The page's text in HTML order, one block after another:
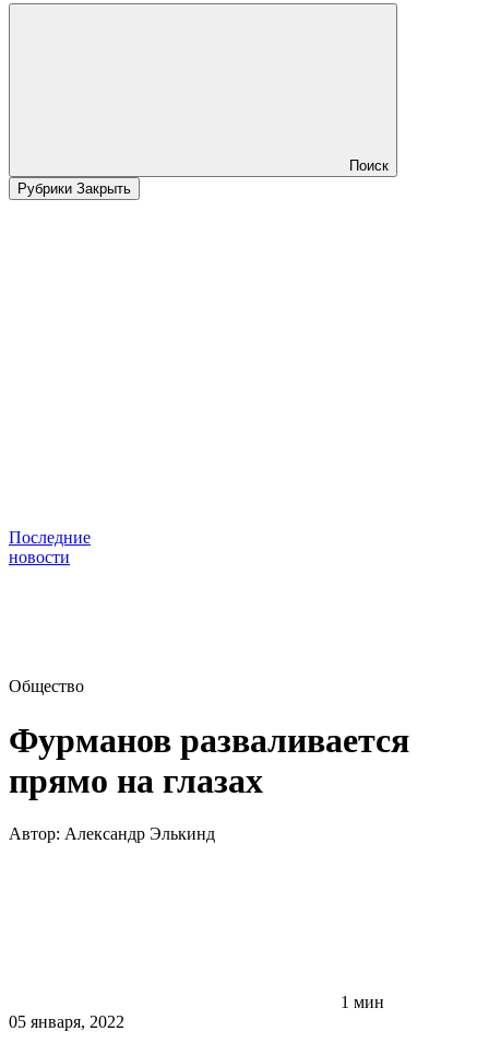
Поиск
Рубрики Закрыть
Последние
новости
Общество
Фурманов разваливается
прямо на глазах
Автор: Александр Элькинд
1 мин
05 января, 2022